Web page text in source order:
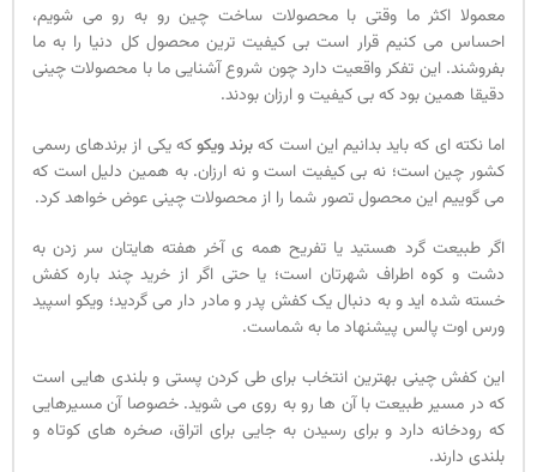
معمولا اکثر ما وقتی با محصولات ساخت چین رو به رو می شویم،
احساس می کنیم قرار است بی کیفیت ترین محصول کل دنیا را به ما
بفروشند. این تفکر واقعیت دارد چون شروع آشنایی ما با محصولات چینی
دقیقا همین بود که بی کیفیت و ارزان بودند.
اما نکته ای که باید بدانیم این است کهبرند ویکوکه یکی از برندهای رسمی
کشور چین است؛ نه بی کیفیت است و نه ارزان. به همین دلیل است که
می گوییم این محصول تصور شما را از محصولات چینی عوض خواهد کرد.
اگر طبیعت گرد هستید یا تفریح همه ی آخر هفته هایتان سر زدن به
دشت و کوه اطراف شهرتان است؛ یا حتی اگر از خرید چند باره کفش
خسته شده اید و به دنبال یک کفش پدر و مادر دار می گردید؛ ویکو اسپید
ورس اوت پالس پیشنهاد ما به شماست.
این کفش چینی بهترین انتخاب برای طی کردن پستی و بلندی هایی است
که در مسیر طبیعت با آن ها رو به روی می شوید. خصوصا آن مسیرهایی
که رودخانه دارد و برای رسیدن به جایی برای اتراق، صخره های کوتاه و
بلندی دارند.